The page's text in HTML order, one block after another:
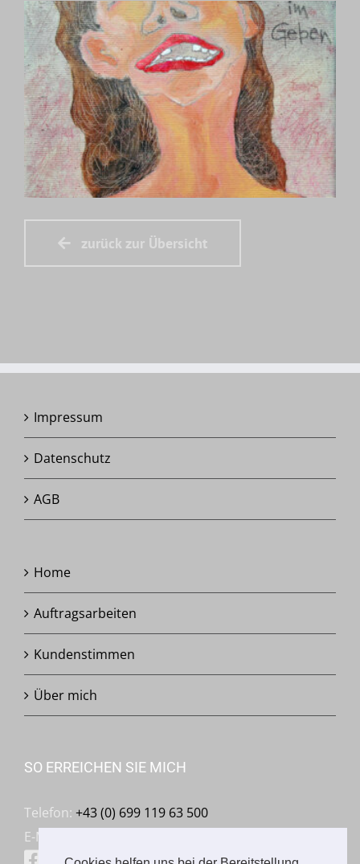
zurück zur Übersicht
Impressum
Datenschutz
AGB
Home
Auftragsarbeiten
Kundenstimmen
Über mich
SO ERREICHEN SIE MICH
Telefon: +43 (0) 699 119 63 500
E-Mail: